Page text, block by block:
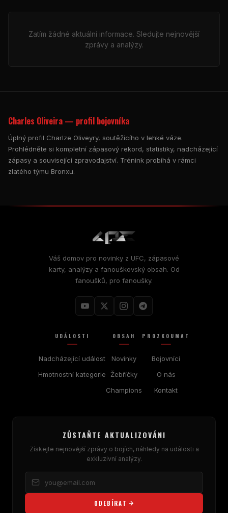
Zatím žádné aktuální informace. Sledujte nejnovější
zprávy a analýzy.
Charles Oliveira — profil bojovníka
Úplný profil Charlze Oliveyry, soutěžícího v lehké váze.
Prohlédněte si kompletní zápasový rekord, statistiky, nadcházející
zápasy a související zpravodajství. Trénink probíhá v rámci
zlatého týmu Bronxu.
Váš domov pro novinky z UFC, zápasové
karty, analýzy a fanouškovský obsah. Od
fanoušků, pro fanoušky.
UDÁLOSTI
Nadcházející událost
Hmotnostní kategorie
OBSAH
Novinky
Žebříčky
Champions
PROZKOUMAT
Bojovníci
O nás
Kontakt
ZŮSTAŇTE AKTUALIZOVÁNI
Získejte nejnovější zprávy o bojích, náhledy na události a
exkluzivní analýzy.
ODEBÍRAT